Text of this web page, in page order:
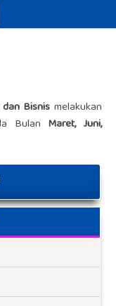
Bisnis melakukan
Bulan Maret, Juni,